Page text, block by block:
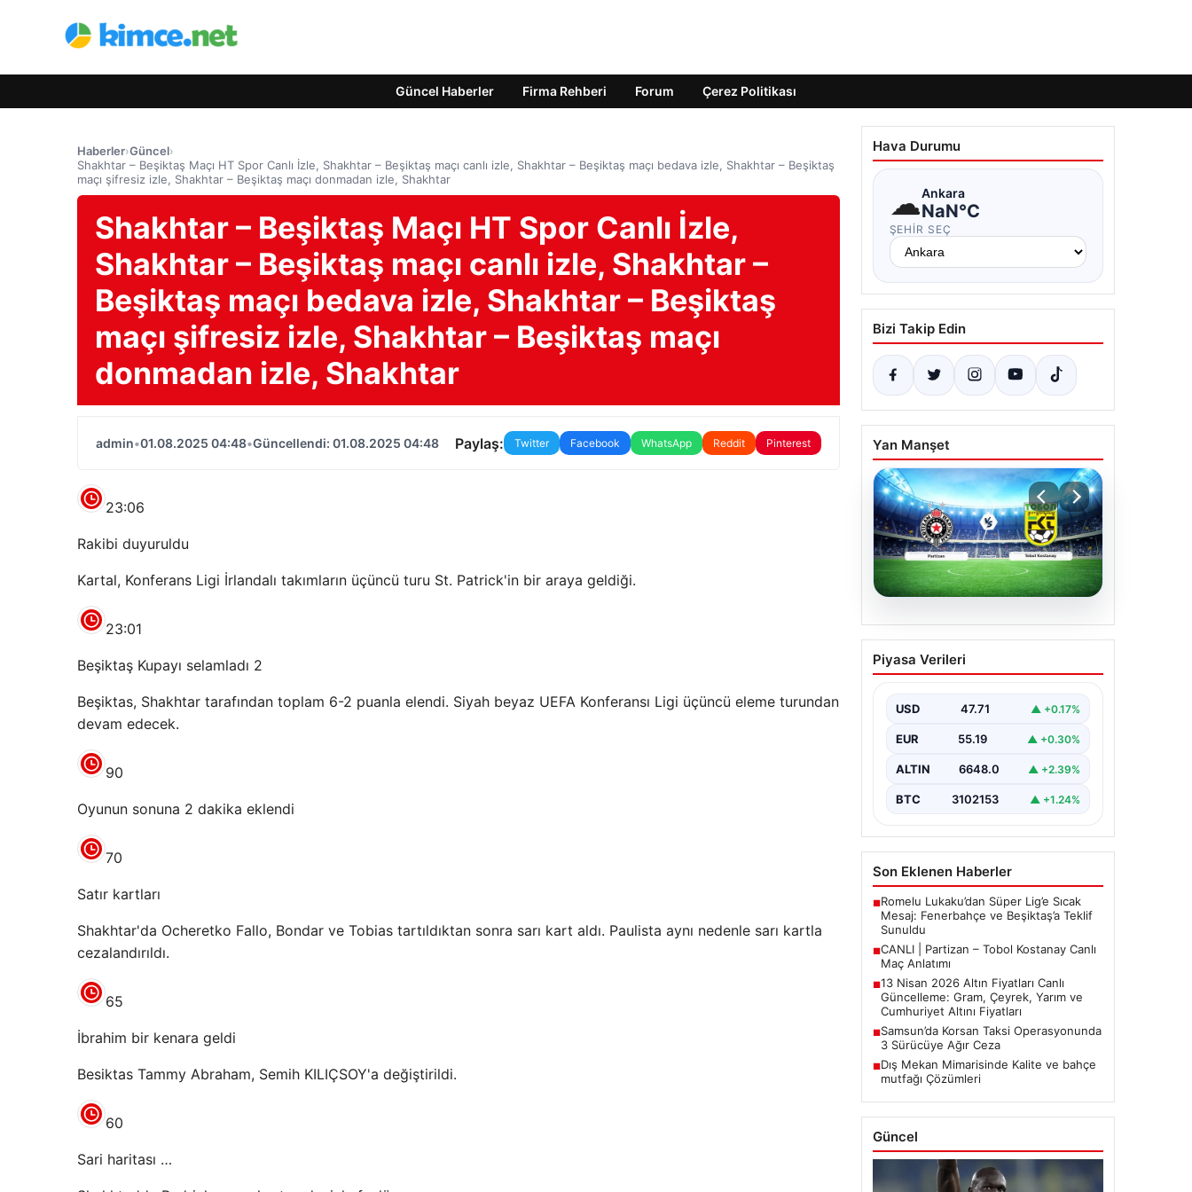
Güncel Haberler Firma Rehberi Forum Çerez Politikası
Haberler›Güncel›
Shakhtar – Beşiktaş Maçı HT Spor Canlı İzle, Shakhtar – Beşiktaş maçı canlı izle, Shakhtar – Beşiktaş maçı bedava izle, Shakhtar – Beşiktaş
maçı şifresiz izle, Shakhtar – Beşiktaş maçı donmadan izle, Shakhtar
Shakhtar – Beşiktaş Maçı HT Spor Canlı İzle,
Shakhtar – Beşiktaş maçı canlı izle, Shakhtar –
Beşiktaş maçı bedava izle, Shakhtar – Beşiktaş
maçı şifresiz izle, Shakhtar – Beşiktaş maçı
donmadan izle, Shakhtar
admin•01.08.2025 04:48•Güncellendi: 01.08.2025 04:48 Paylaş: Twitter Facebook WhatsApp Reddit Pinterest
23:06
Rakibi duyuruldu
Kartal, Konferans Ligi İrlandalı takımların üçüncü turu St. Patrick'in bir araya geldiği.
23:01
Beşiktaş Kupayı selamladı 2
Beşiktas, Shakhtar tarafından toplam 6-2 puanla elendi. Siyah beyaz UEFA Konferansı Ligi üçüncü eleme turundan
devam edecek.
90
Oyunun sonuna 2 dakika eklendi
70
Satır kartları
Shakhtar'da Ocheretko Fallo, Bondar ve Tobias tartıldıktan sonra sarı kart aldı. Paulista aynı nedenle sarı kartla
cezalandırıldı.
65
İbrahim bir kenara geldi
Besiktas Tammy Abraham, Semih KILIÇSOY'a değiştirildi.
60
Sari haritası …
Hava Durumu
☁Ankara
NaN°C
ŞEHIR SEÇ
Bizi Takip Edin
Yan Manşet
06.08.2026
CANLI | Partizan – Tobol
Kostanay Canlı Maç
Piyasa Verileri
USD 47.71 ▲ +0.17%
EUR 55.19 ▲ +0.30%
ALTIN 6648.0 ▲ +2.39%
BTC 3102153 ▲ +1.24%
Son Eklenen Haberler
■Romelu Lukaku’dan Süper Lig’e Sıcak
Mesaj: Fenerbahçe ve Beşiktaş’a Teklif
Sunuldu
■CANLI | Partizan – Tobol Kostanay Canlı
Maç Anlatımı
■13 Nisan 2026 Altın Fiyatları Canlı
Güncelleme: Gram, Çeyrek, Yarım ve
Cumhuriyet Altını Fiyatları
■Samsun’da Korsan Taksi Operasyonunda
3 Sürücüye Ağır Ceza
■Dış Mekan Mimarisinde Kalite ve bahçe
mutfağı Çözümleri
Güncel